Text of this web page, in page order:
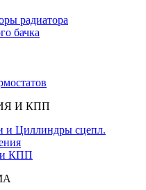
радиатора
бачка
И КПП
Циллиндры сцепл.
и КПП